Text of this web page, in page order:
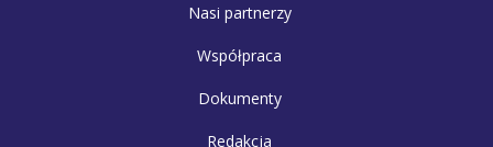
Nasi partnerzy
Współpraca
Dokumenty
Redakcja